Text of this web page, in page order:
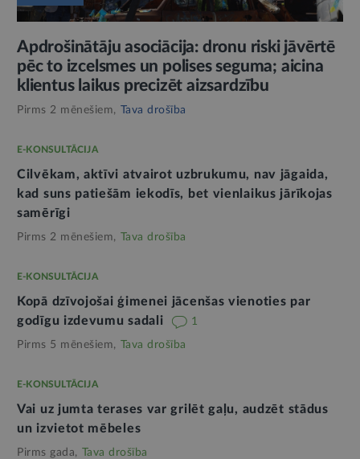
Apdrošinātāju asociācija: dronu riski jāvērtē
pēc to izcelsmes un polises seguma; aicina
klientus laikus precizēt aizsardzību
Pirms 2 mēnešiem, Tava drošība
E-KONSULTĀCIJA
Cilvēkam, aktīvi atvairot uzbrukumu, nav jāgaida,
kad suns patiešām iekodīs, bet vienlaikus jārīkojas
samērīgi
Pirms 2 mēnešiem, Tava drošība
E-KONSULTĀCIJA
Kopā dzīvojošai ģimenei jācenšas vienoties par
godīgu izdevumu sadali
1
Pirms 5 mēnešiem, Tava drošība
E-KONSULTĀCIJA
Vai uz jumta terases var grilēt gaļu, audzēt stādus
un izvietot mēbeles
Pirms gada, Tava drošība